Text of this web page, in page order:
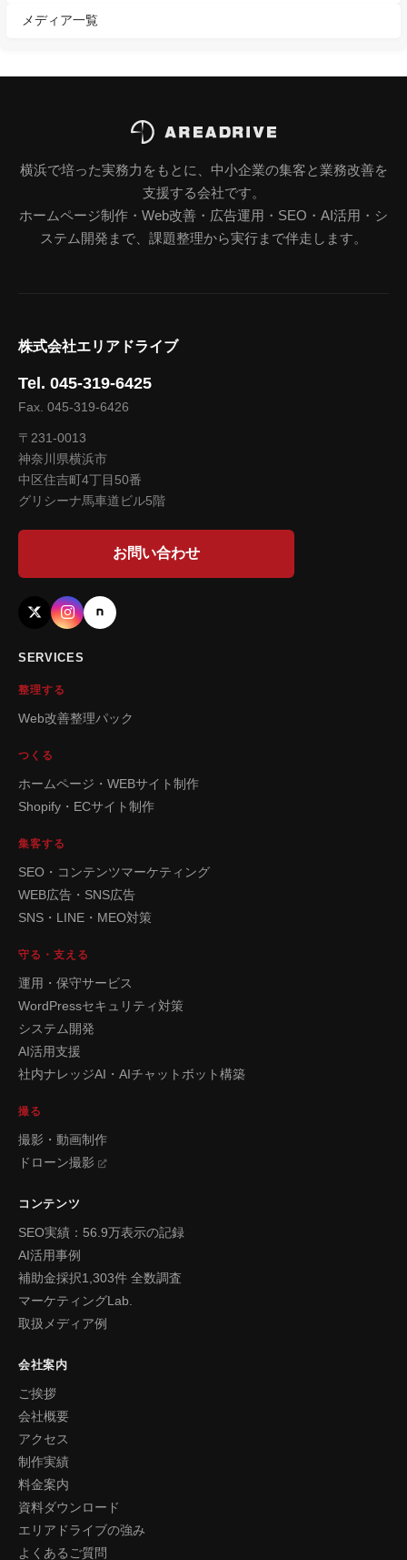
メディア一覧
横浜で培った実務力をもとに、中小企業の集客と業務改善を
支援する会社です。
ホームページ制作・Web改善・広告運用・SEO・AI活用・シ
ステム開発まで、課題整理から実行まで伴走します。
株式会社エリアドライブ
Tel. 045-319-6425
Fax. 045-319-6426
〒231-0013
神奈川県横浜市
中区住吉町4丁目50番
グリシーナ馬車道ビル5階
お問い合わせ
SERVICES
整理する
Web改善整理パック
つくる
ホームページ・WEBサイト制作
Shopify・ECサイト制作
集客する
SEO・コンテンツマーケティング
WEB広告・SNS広告
SNS・LINE・MEO対策
守る・支える
運用・保守サービス
WordPressセキュリティ対策
システム開発
AI活用支援
社内ナレッジAI・AIチャットボット構築
撮る
撮影・動画制作
ドローン撮影
コンテンツ
SEO実績：56.9万表示の記録
AI活用事例
補助金採択1,303件 全数調査
マーケティングLab.
取扱メディア例
会社案内
ご挨拶
会社概要
アクセス
制作実績
料金案内
資料ダウンロード
エリアドライブの強み
よくあるご質問